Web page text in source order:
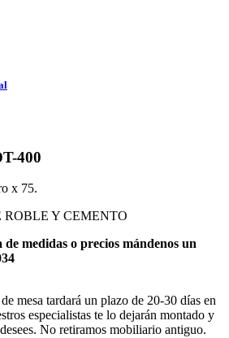
400
x 75.
ROBLE Y CEMENTO
medidas o precios mándenos un
mesa tardará un plazo de 20-30 días en
especialistas te lo dejarán montado y
No retiramos mobiliario antiguo.